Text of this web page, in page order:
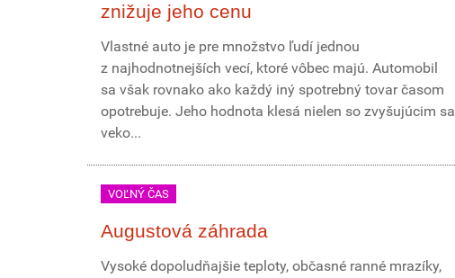
znižuje jeho cenu
Vlastné auto je pre množstvo ľudí jednou
z najhodnotnejších vecí, ktoré vôbec majú. Automobil
sa však rovnako ako každý iný spotrebný tovar časom
opotrebuje. Jeho hodnota klesá nielen so zvyšujúcim sa
veko...
VOĽNÝ ČAS
Augustová záhrada
Vysoké dopoludňajšie teploty, občasné ranné mrazíky,